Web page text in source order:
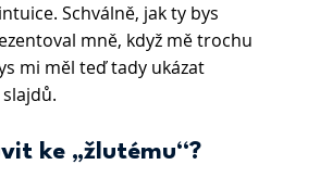
Schválně, jak ty bys
mně, když mě trochu
mi měl teď tady ukázat
ke „žlutému“?